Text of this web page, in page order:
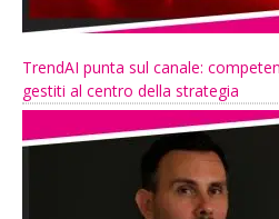
TrendAI punta sul canale:
gestiti al centro della strategia